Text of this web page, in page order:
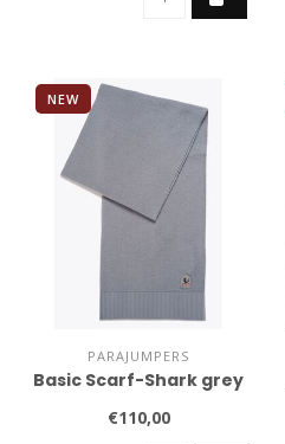
NEW
PARAJUMPERS
Basic Scarf-Shark grey
€110,00